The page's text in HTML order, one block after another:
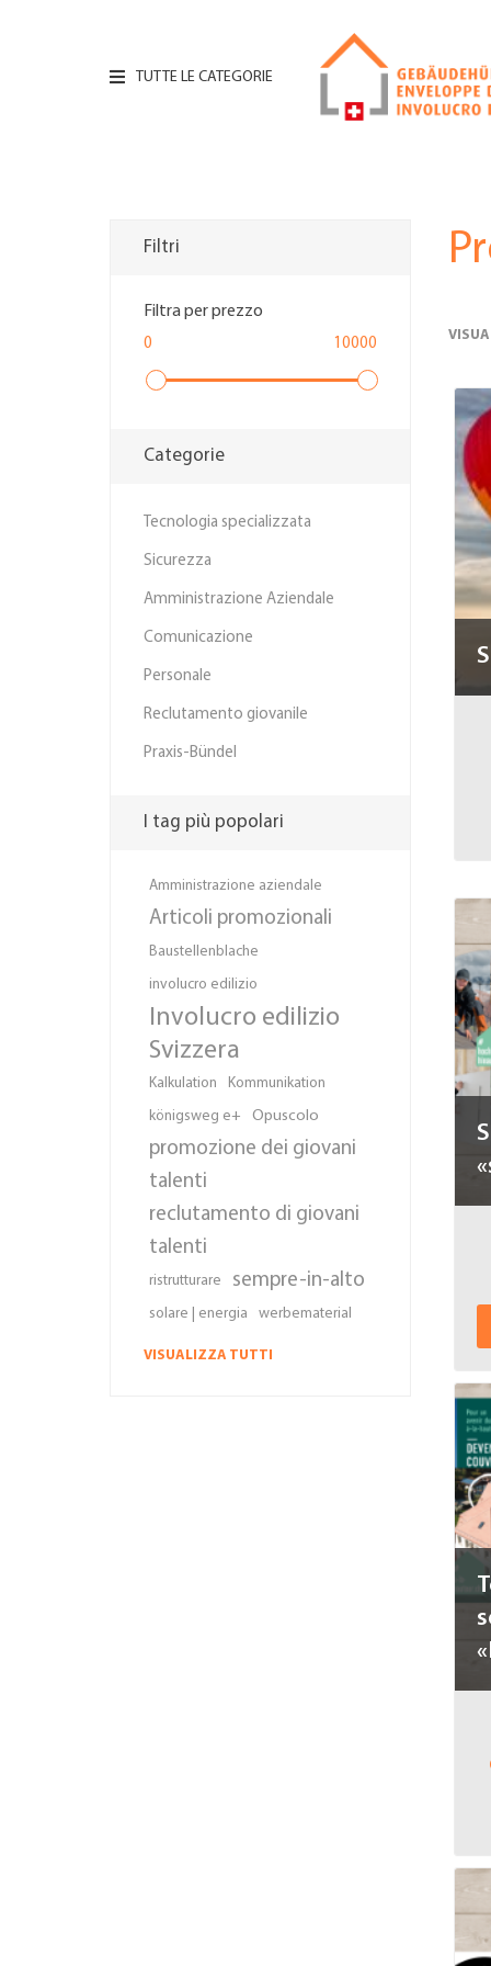
TUTTE LE CATEGORIE
Filtri
Filtra per prezzo
0 10000
Categorie
Tecnologia specializzata
Sicurezza
Amministrazione Aziendale
Comunicazione
Personale
Reclutamento giovanile
Praxis-Bündel
I tag più popolari
Amministrazione aziendale
Articoli promozionali
Baustellenblache
involucro edilizio
Involucro edilizio
Svizzera
Kalkulation Kommunikation
königsweg e+ Opuscolo
promozione dei giovani
talenti
reclutamento di giovani
talenti
ristrutturare sempre-in-alto
solare | energia werbematerial
VISUALIZZA TUTTI